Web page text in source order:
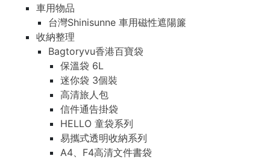
車用物品
台灣Shinisunne 車用磁性遮陽簾
收納整理
Bagtoryvu香港百寶袋
保溫袋 6L
迷你袋 3個裝
高清旅人包
信件通告掛袋
HELLO 童袋系列
易攜式透明收納系列
A4、F4高清文件書袋